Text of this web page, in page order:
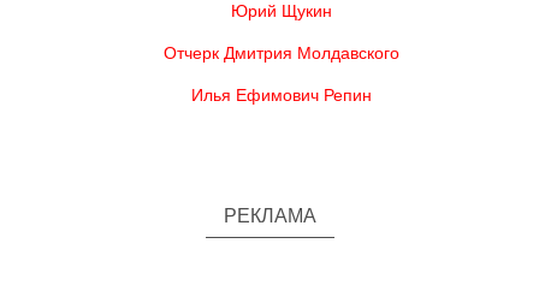
Юрий Щукин
Отчерк Дмитрия Молдавского
Илья Ефимович Репин
РЕКЛАМА